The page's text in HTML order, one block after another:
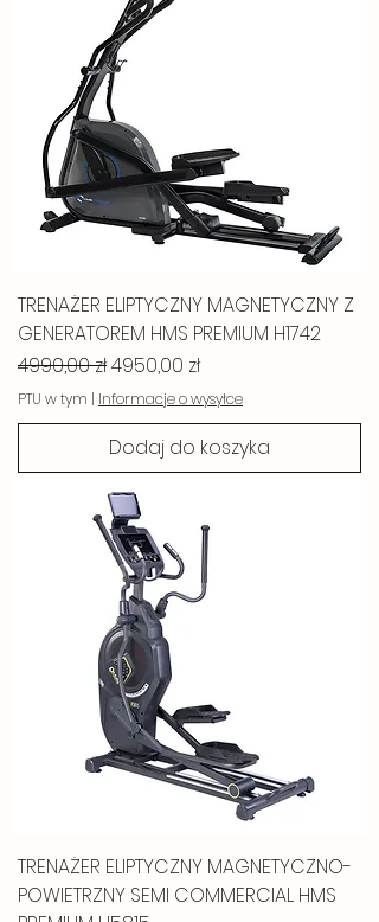
TRENAŻER ELIPTYCZNY MAGNETYCZNY Z
GENERATOREM HMS PREMIUM H1742
Regularna cena
4990,00 złCena rabatowa
4950,00 zł
PTU w tym | Informacje o wysyłce
Dodaj do koszyka
TRENAŻER ELIPTYCZNY MAGNETYCZNO-
POWIETRZNY SEMI COMMERCIAL HMS